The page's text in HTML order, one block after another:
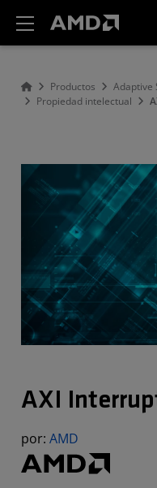
Productos
Adaptive
Propiedad intelectual
AXI
por: AMD